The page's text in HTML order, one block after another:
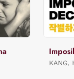
KANG,